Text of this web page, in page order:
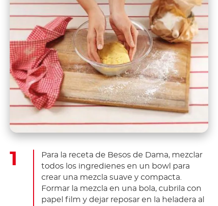
Para la receta de Besos de Dama, mezclar
todos los ingredienes en un bowl para
crear una mezcla suave y compacta.
Formar la mezcla en una bola, cubrila con
papel film y dejar reposar en la heladera al